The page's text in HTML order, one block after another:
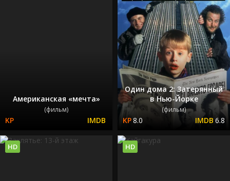
Американская «мечта»
(фильм)
Один дома 2: Затерянный
в Нью-Йорке
(фильм)
8.0 6.8
HD HD